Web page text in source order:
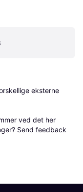
eksterne
ved det her
Send feedback